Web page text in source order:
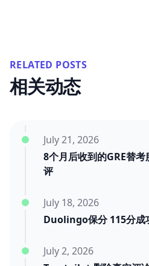
RELATED POSTS
相关动态
8个月后收到的GRE替
评
July 21, 2026
Duolingo保分 115分成
July 18, 2026
July 2, 2026